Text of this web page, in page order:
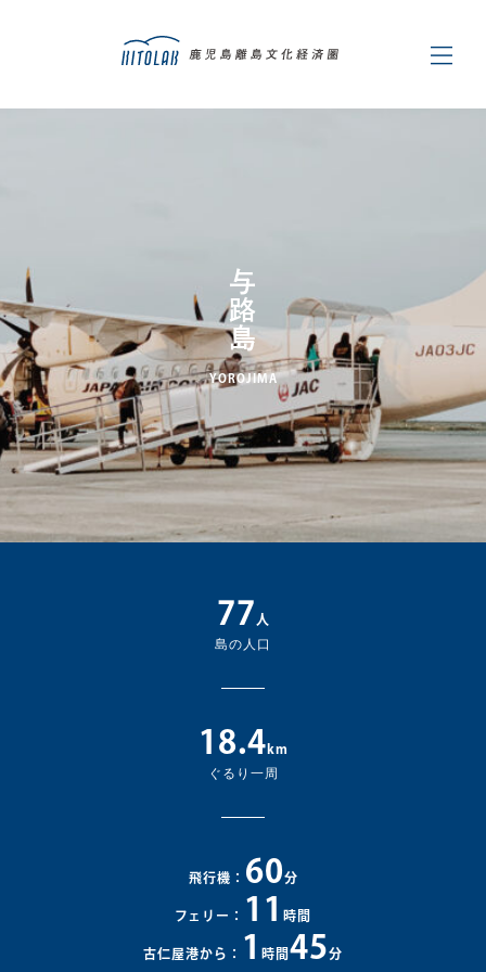
与路島
YOROJIMA
77 人
島の人口
18.4 km
ぐるり一周
飛行機： 60分
フェリー： 11 時間
古仁屋港から： 1 時間 45分